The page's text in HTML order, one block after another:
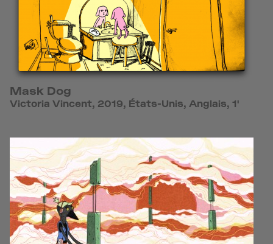
Mask Dog
Victoria Vincent, 2019, États-Unis, Anglais, 1'